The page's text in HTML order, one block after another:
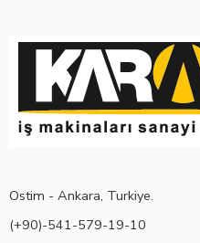
Ostim - Ankara, Turkiye.
(+90)-541-579-19-10